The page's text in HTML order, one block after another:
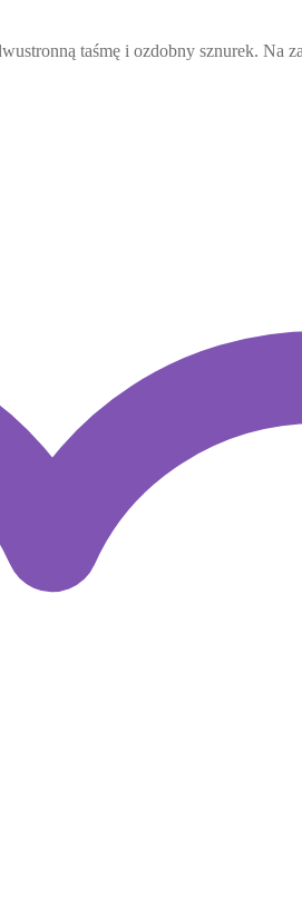
taśmę i ozdobny sznurek. Na